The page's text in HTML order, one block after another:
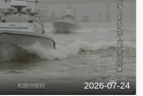
2026-07-24